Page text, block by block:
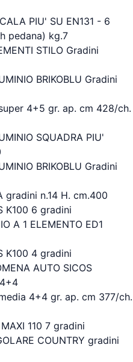
PIU' SU EN131 - 6
pedana) kg.7
STILO Gradini
BRIKOBLU Gradini
4+5 gr. ap. cm 428/ch.
SQUADRA PIU'
BRIKOBLU Gradini
gradini n.14 H. cm.400
K100 6 gradini
A 1 ELEMENTO ED1
K100 4 gradini
AUTO SICOS
4+4 gr. ap. cm 377/ch.
110 7 gradini
COUNTRY gradini